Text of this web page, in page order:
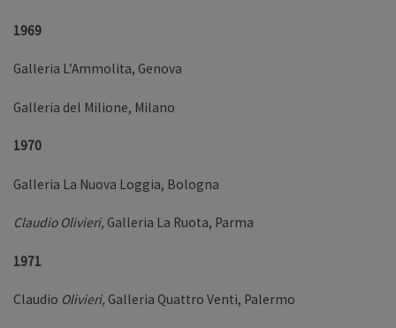
1969
Galleria L’Ammolita, Genova
Galleria del Milione, Milano
1970
Galleria La Nuova Loggia, Bologna
Claudio Olivieri, Galleria La Ruota, Parma
1971
Claudio Olivieri, Galleria Quattro Venti, Palermo